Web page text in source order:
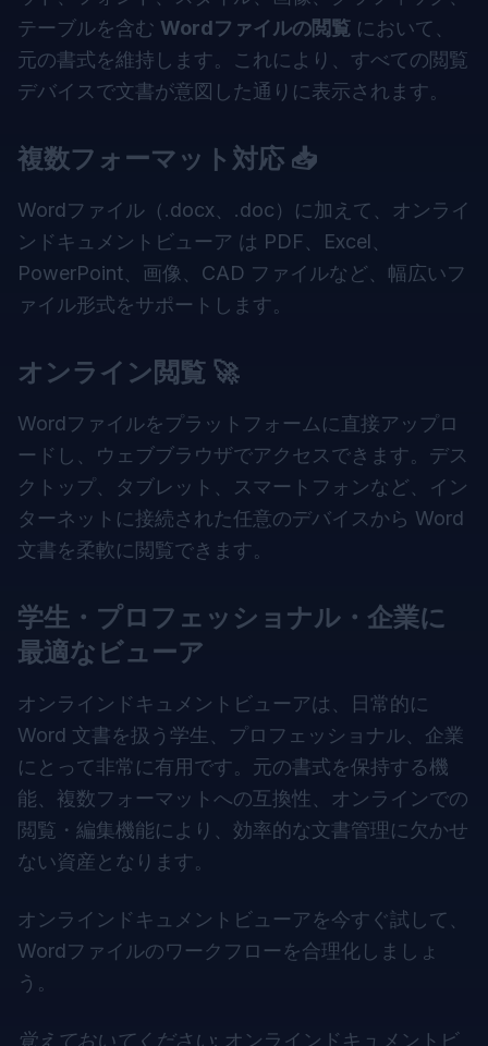
テーブルを含む Wordファイルの閲覧 において、
元の書式を維持します。これにより、すべての閲覧
デバイスで文書が意図した通りに表示されます。
複数フォーマット対応 📥
Wordファイル（.docx、.doc）に加えて、 オンライ
ンドキュメントビューア は PDF、Excel、
PowerPoint、画像、CAD ファイルなど、幅広いフ
ァイル形式をサポートします。
オンライン閲覧 🚀
Wordファイルをプラットフォームに直接アップロ
ードし、ウェブブラウザでアクセスできます。デス
クトップ、タブレット、スマートフォンなど、イン
ターネットに接続された任意のデバイスから Word
文書を柔軟に閲覧できます。
学生・プロフェッショナル・企業に
最適なビューア
オンラインドキュメントビューアは、日常的に
Word 文書を扱う学生、プロフェッショナル、企業
にとって非常に有用です。元の書式を保持する機
能、複数フォーマットへの互換性、オンラインでの
閲覧・編集機能により、効率的な文書管理に欠かせ
ない資産となります。
オンラインドキュメントビューアを今すぐ試して、
Wordファイルのワークフローを合理化しましょ
う。
覚えておいてください: オンラインドキュメントビ